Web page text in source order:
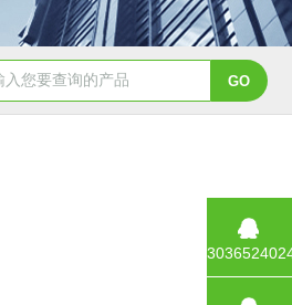
筋测定仪 降落数值测定仪/降落值